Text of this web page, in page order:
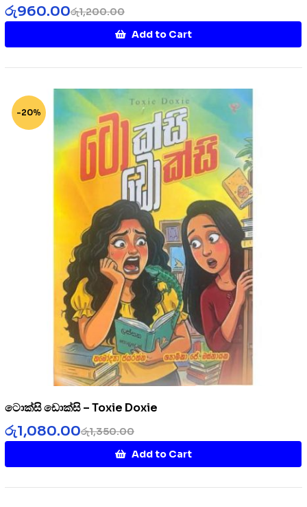
රු1,200.00
රු960.00
Add to Cart
-20%
ටොක්සි ඩොක්සි – Toxie Doxie
රු1,350.00
රු1,080.00
Add to Cart